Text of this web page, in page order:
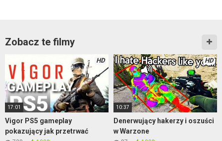
Zobacz te filmy
HD
17:01
Vigor PS5 gameplay
pokazujący jak przetrwać
HD
10:37
Denerwujący hakerzy i oszuści
w Warzone